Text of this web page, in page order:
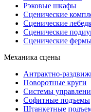
Рэковые шкафы
Сценические
Сценические
Сценические
Сценические
Механика сцены
Антрактно-
Поворотные круги
Системы
Софитные подъемы
Штанкетные